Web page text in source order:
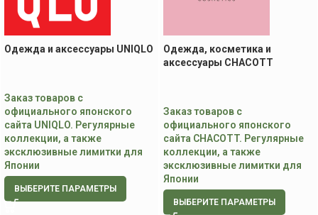
Одежда и аксессуары UNIQLO
Заказ товаров с
официального японского
сайта UNIQLO. Регулярные
коллекции, а также
эксклюзивные лимитки для
Японии
ВЫБЕРИТЕ ПАРАМЕТРЫ
Одежда, косметика и
аксессуары CHACOTT
Заказ товаров с
официального японского
сайта CHACOTT. Регулярные
коллекции, а также
эксклюзивные лимитки для
Японии
ВЫБЕРИТЕ ПАРАМЕТРЫ